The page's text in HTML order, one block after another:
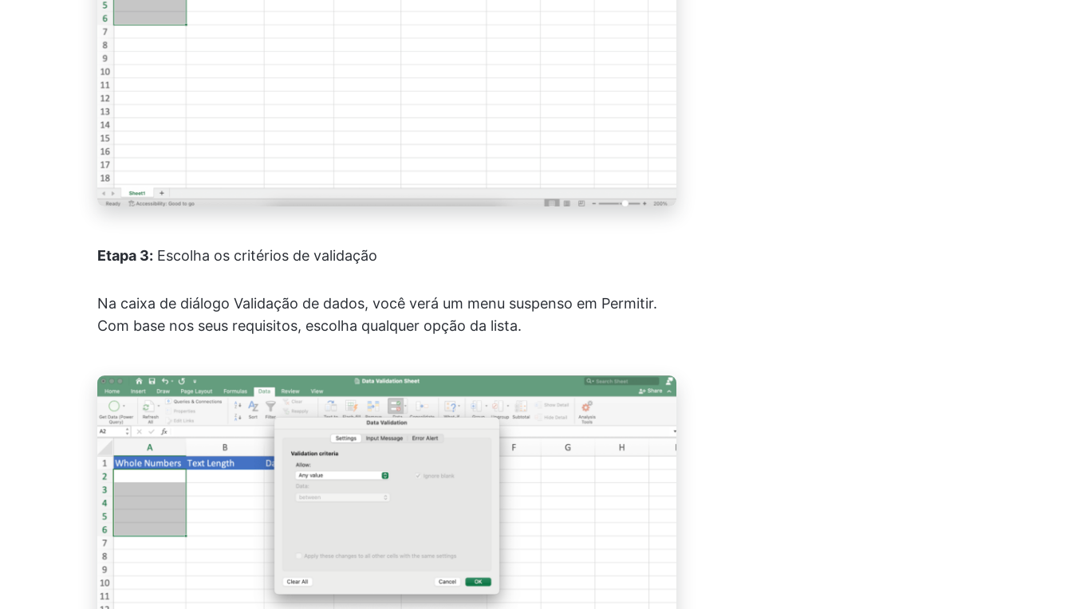
Etapa 3: Escolha os critérios de validação
Na caixa de diálogo Validação de dados, você verá um menu suspenso em Permitir.
Com base nos seus requisitos, escolha qualquer opção da lista.